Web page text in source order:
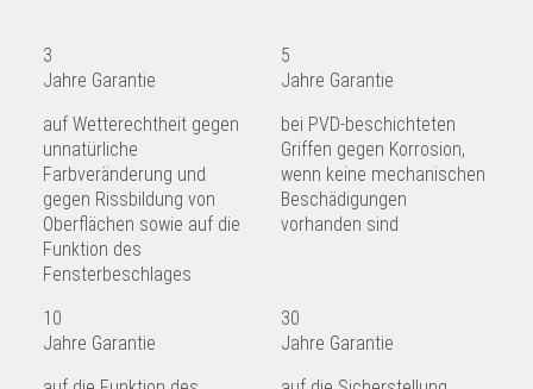
3
Jahre Garantie
auf Wetterechtheit gegen
unnatürliche
Farbveränderung und
gegen Rissbildung von
Oberflächen sowie auf die
Funktion des
Fensterbeschlages
5
Jahre Garantie
bei PVD-beschichteten
Griffen gegen Korrosion,
wenn keine mechanischen
Beschädigungen
vorhanden sind
10
Jahre Garantie
30
Jahre Garantie